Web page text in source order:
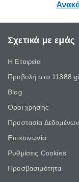
Σχετικά με εμάς
Η Εταιρεία
Προβολή στο 11888
Blog
Όροι χρήσης
Προστασία Δεδομένων
Επικοινωνία
Ρυθμίσεις Cookies
Προσβασιμότητα